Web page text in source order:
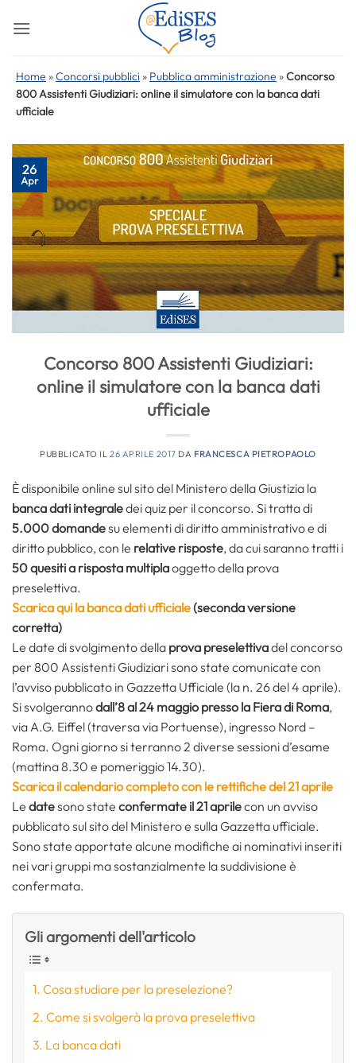
Home »Concorsi pubblici » Pubblica amministrazione »Concorso
800 Assistenti Giudiziari: online il simulatore con la banca dati
ufficiale
26
Apr
Concorso 800 Assistenti Giudiziari:
online il simulatore con la banca dati
ufficiale
PUBBLICATO IL 26 APRILE 2017 DA FRANCESCA PIETROPAOLO
È disponibile online sul sito del Ministero della Giustizia la
banca dati integraledei quiz per il concorso. Si tratta di
5.000 domandesu elementi di diritto amministrativo e di
diritto pubblico, con le relative risposte, da cui saranno tratti i
50 quesiti a risposta multiplaoggetto della prova
preselettiva.
Scarica qui la banca dati ufficiale(seconda versione
corretta)
Le date di svolgimento della prova preselettivadel concorso
per 800 Assistenti Giudiziari sono state comunicate con
l’avviso pubblicato in Gazzetta Ufficiale (la n. 26 del 4 aprile).
Si svolgerannodall’8 al 24 maggio presso la Fiera di Roma,
via A.G. Eiffel (traversa via Portuense), ingresso Nord –
Roma. Ogni giorno si terranno 2 diverse sessioni d’esame
(mattina 8.30 e pomeriggio 14.30).
Scarica il calendario completo con le rettifiche del 21 aprile
Le datesono state confermate il 21 aprilecon un avviso
pubblicato sul sito del Ministero e sulla Gazzetta ufficiale.
Sono state apportate alcune modifiche ai nominativi inseriti
nei vari gruppi ma sostanzialmente la suddivisione è
confermata.
Gli argomenti dell'articolo
Cosa studiare per la preselezione?
Come si svolgerà la prova preselettiva
La banca dati